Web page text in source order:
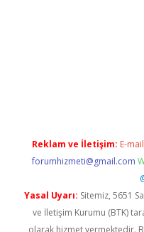
Reklam ve İletişim: E-
forumhizmeti@gmail.com
Yasal Uyarı: Sitemiz, 5651
ve İletişim Kurumu (BTK)
olarak hizmet vermektedir.